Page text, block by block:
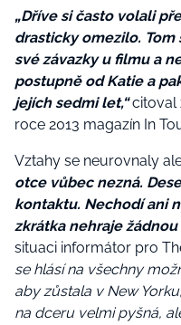
„Dříve si často volali
drasticky omezilo.
své závazky u filmu a
postupně od Katie a
jejích sedmi let,“citoval
roce 2013 magazín In
Vztahy se neurovnaly
otce vůbec nezná.
kontaktu. Nechodí ani
zkrátka nehraje žádnou
situaci informátor pro
se hlásí na všechny
aby zůstala v New
na dceru velmi pyšná,